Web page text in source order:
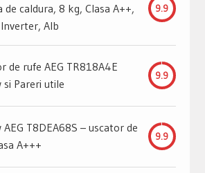
de caldura, 8 kg, Clasa A++,
Alb
9.9
de rufe AEG TR818A4E
si Pareri utile
9.9
AEG T8DEA68S – uscator de
A+++
9.9